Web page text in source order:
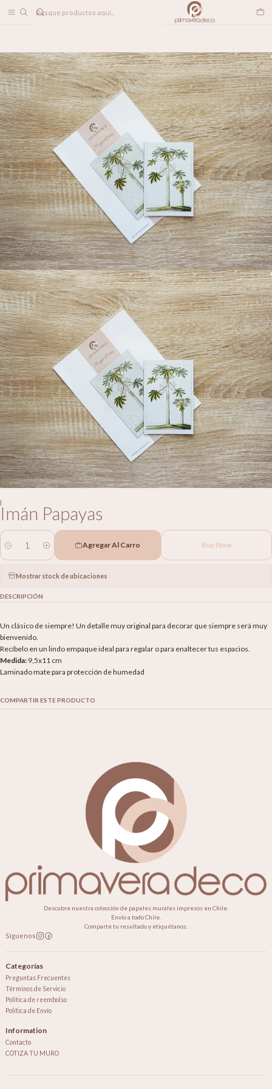
LINEA DECO Magnéticos Imán Papayas
|
Imán Papayas
Cantidad
Agregar Al Carro Buy Now
Mostrar stock de ubicaciones
DESCRIPCIÓN
Un clásico de siempre! Un detalle muy original para decorar que siempre será muy
bienvenido.
Recíbelo en un lindo empaque ideal para regalar o para enaltecer tus espacios.
Medida: 9,5x11 cm
Laminado mate para protección de humedad
COMPARTIR ESTE PRODUCTO
Descubre nuestra colección de papeles murales impresos en Chile.
Envío a todo Chile.
Comparte tu resultado y etiquétanos.
Síguenos
Categorías
Preguntas Frecuentes
Términos de Servicio
Política de reembolso
Política de Envío
Information
Contacto
COTIZA TU MURO